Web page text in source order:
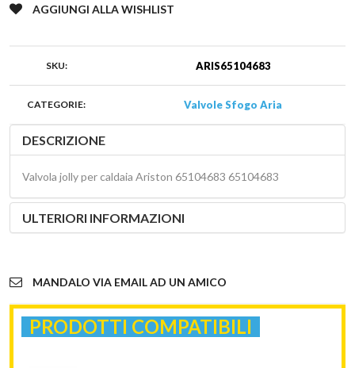
AGGIUNGI ALLA WISHLIST
SKU: ARIS65104683
CATEGORIE: Valvole Sfogo Aria
DESCRIZIONE
Valvola jolly per caldaia Ariston 65104683 65104683
ULTERIORI INFORMAZIONI
MANDALO VIA EMAIL AD UN AMICO
PRODOTTI COMPATIBILI